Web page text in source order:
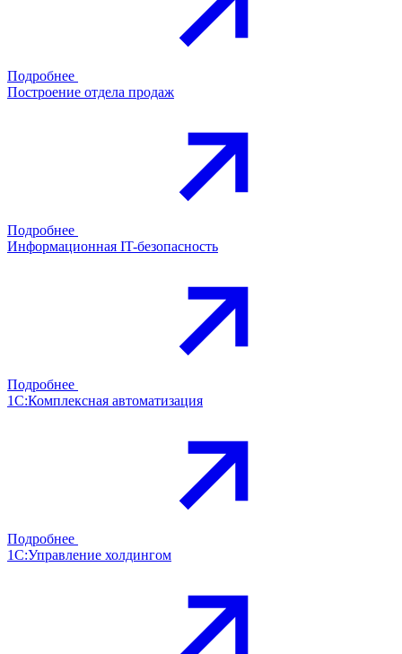
Подробнее
Построение отдела продаж
Подробнее
Информационная IT-безопасность
Подробнее
1С:Комплексная автоматизация
Подробнее
1С:Управление холдингом